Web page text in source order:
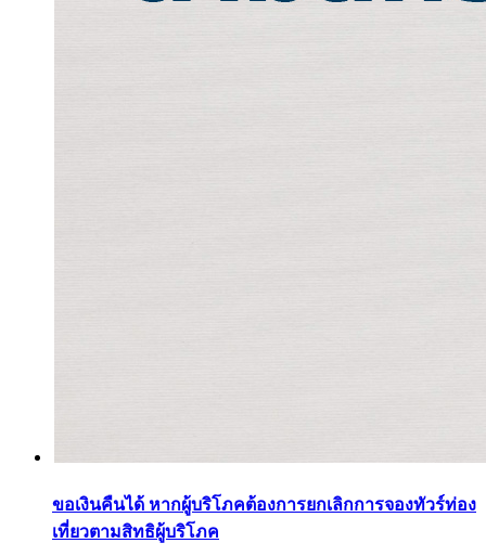
ขอเงินคืนได้ หากผู้บริโภคต้องการยกเลิกการจองทัวร์ท่อง
เที่ยวตามสิทธิผู้บริโภค